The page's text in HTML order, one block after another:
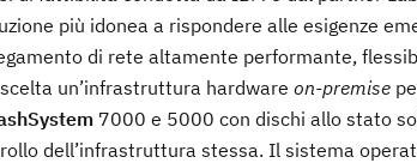
più idonea a rispondere alle esigenze
di rete altamente performante,
un’infrastruttura hardware on-premise
7000 e 5000 con dischi allo stato
dell’infrastruttura stessa. Il sistema